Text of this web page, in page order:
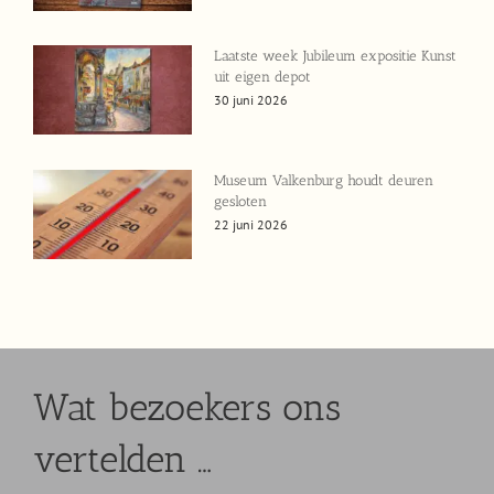
Laatste week Jubileum expositie Kunst
uit eigen depot
30 juni 2026
Museum Valkenburg houdt deuren
gesloten
22 juni 2026
Wat bezoekers ons
vertelden …